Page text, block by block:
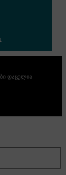
დაცულია